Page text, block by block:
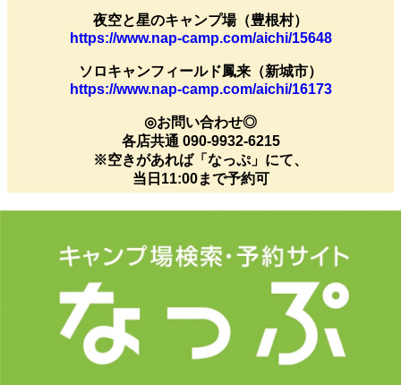
夜空と星のキャンプ場（豊根村）
https://www.nap-camp.com/aichi/15648
ソロキャンフィールド鳳来（新城市）
https://www.nap-camp.com/aichi/16173
◎お問い合わせ◎
各店共通 090-9932-6215
※空きがあれば「なっぷ」にて、
当日11:00まで予約可